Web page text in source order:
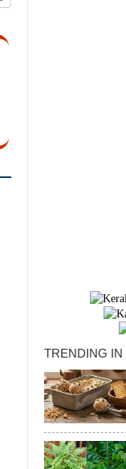
TRENDING IN
×